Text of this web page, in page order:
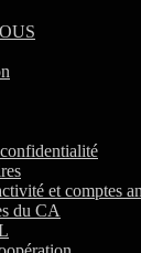
et comptes
du CA